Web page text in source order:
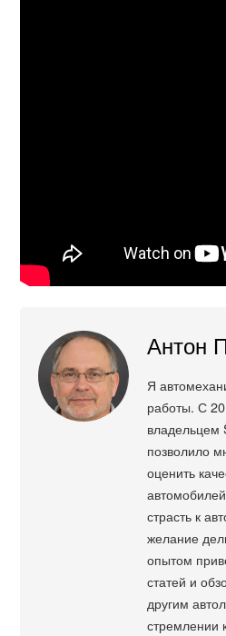
Антон
Я
работы. С
владельцем
позволило
оценить
страсть к
желание
опытом
статей и
другим
стремлении